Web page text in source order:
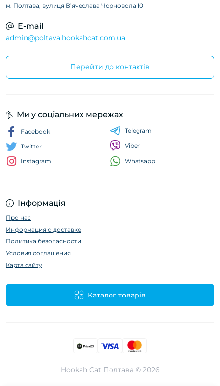
м. Полтава, вулиця Вʼячеслава Чорновола 10
E-mail
admin@poltava.hookahcat.com.ua
Перейти до контактів
Інформація
Про нас
Информация о доставке
Политика безопасности
Условия соглашения
Карта сайту
Каталог товарів
Ми у соціальних мережах
Facebook
Twitter
Instagram
Telegram
Viber
Whatsapp
Hookah Cat Полтава © 2026